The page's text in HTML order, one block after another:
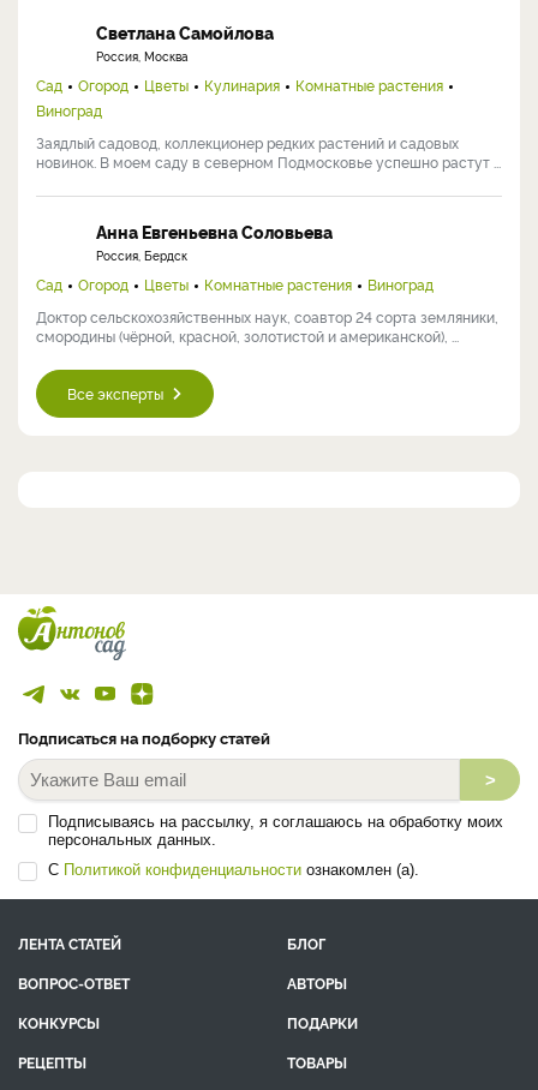
Светлана Самойлова
Россия, Москва
Сад Огород Цветы Кулинария
Комнатные растения
Виноград
Заядлый садовод, коллекционер редких растений и садовых
новинок. В моем саду в северном Подмосковье успешно растут ...
Анна Евгеньевна Соловьева
Россия, Бердск
Сад Огород Цветы Комнатные растения
Виноград
Доктор сельскохозяйственных наук, соавтор 24 сорта земляники,
смородины (чёрной, красной, золотистой и американской), ...
Все эксперты
Подписаться на подборку статей
>
Подписываясь на рассылку, я соглашаюсь на обработку моих
персональных данных.
С Политикой конфиденциальности ознакомлен (а).
ЛЕНТА СТАТЕЙ
БЛОГ
ВОПРОС-ОТВЕТ
АВТОРЫ
КОНКУРСЫ
ПОДАРКИ
РЕЦЕПТЫ
ТОВАРЫ